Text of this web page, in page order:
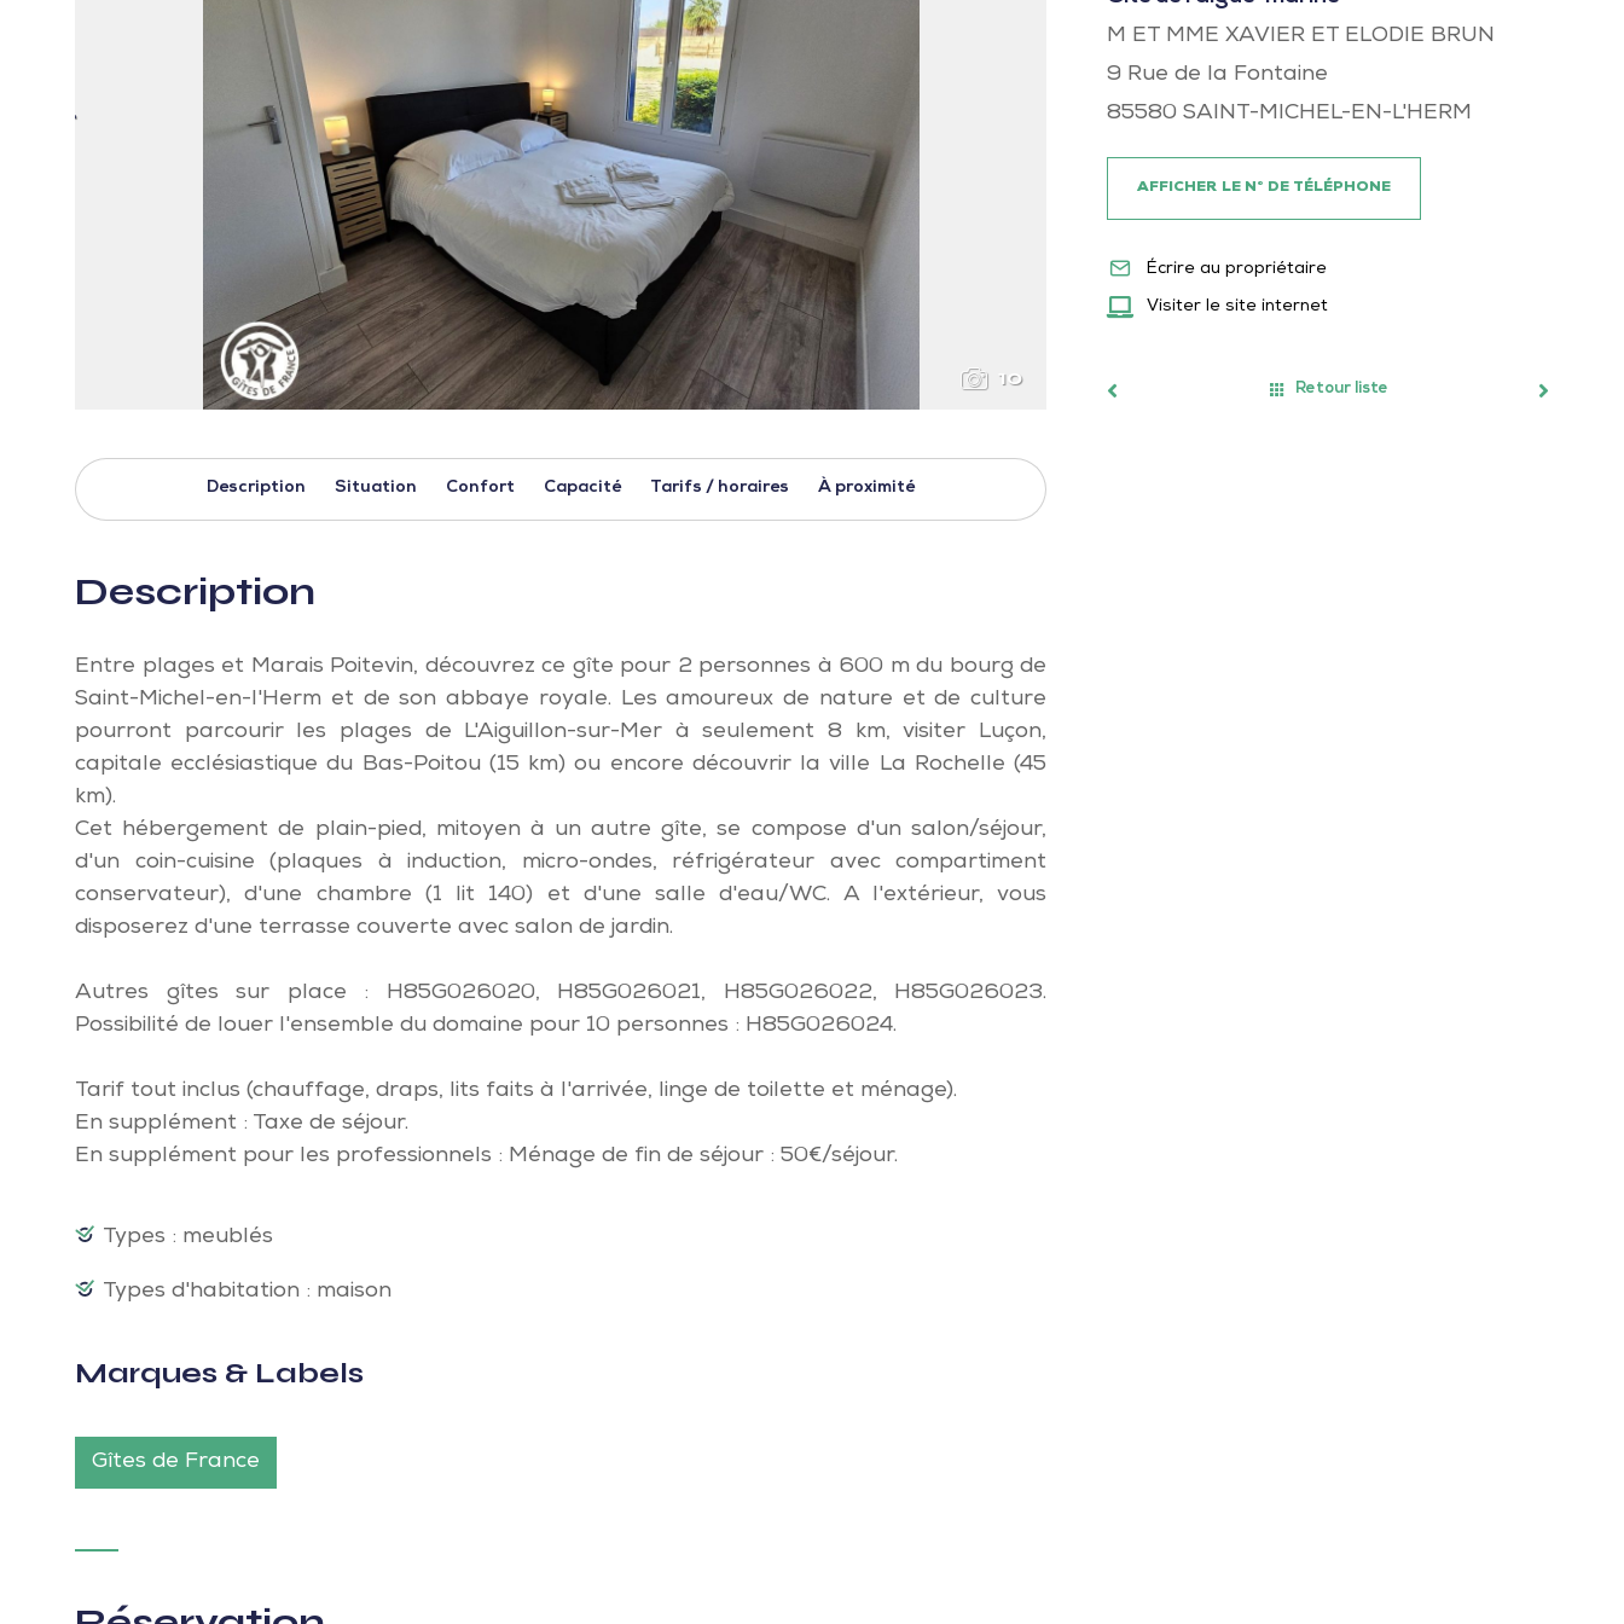
10
Description Situation Confort Capacité Tarifs / horaires À proximité
Description
Entre plages et Marais Poitevin, découvrez ce gîte pour 2 personnes à 600 m du bourg de
Saint-Michel-en-l'Herm et de son abbaye royale. Les amoureux de nature et de culture
pourront parcourir les plages de L'Aiguillon-sur-Mer à seulement 8 km, visiter Luçon,
capitale ecclésiastique du Bas-Poitou (15 km) ou encore découvrir la ville La Rochelle (45
km).
Cet hébergement de plain-pied, mitoyen à un autre gîte, se compose d'un salon/séjour,
d'un coin-cuisine (plaques à induction, micro-ondes, réfrigérateur avec compartiment
conservateur), d'une chambre (1 lit 140) et d'une salle d'eau/WC. A l'extérieur, vous
disposerez d'une terrasse couverte avec salon de jardin.
Autres gîtes sur place : H85G026020, H85G026021, H85G026022, H85G026023.
Possibilité de louer l'ensemble du domaine pour 10 personnes : H85G026024.
Tarif tout inclus (chauffage, draps, lits faits à l'arrivée, linge de toilette et ménage).
En supplément : Taxe de séjour.
En supplément pour les professionnels : Ménage de fin de séjour : 50€/séjour.
Types : meublés
Types d'habitation : maison
Marques & Labels
Gîtes de France
M ET MME XAVIER ET ELODIE BRUN
9 Rue de la Fontaine
85580 SAINT-MICHEL-EN-L'HERM
AFFICHER LE N° DE TÉLÉPHONE
Écrire au propriétaire
Visiter le site internet
Retour liste